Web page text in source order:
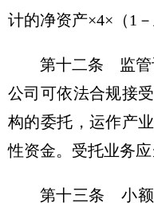
计的净资产×4×（1
第十二条 监管
公司可依法合规接
构的委托，运作产
性资金。受托业务应
第十三条 小额